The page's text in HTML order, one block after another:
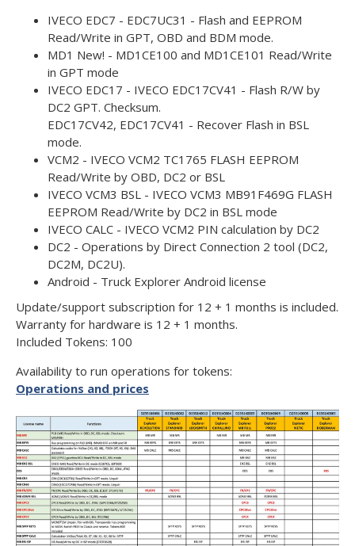
IVECO EDC7 - EDC7UC31 - Flash and EEPROM
Read/Write in GPT, OBD and BDM mode.
MD1 New! - MD1CE100 and MD1CE101 Read/Write
in GPT mode
IVECO EDC17 - IVECO EDC17CV41 - Flash R/W by
DC2 GPT. Checksum.
EDC17CV42, EDC17CV41 - Recover Flash in BSL
mode.
VCM2 - IVECO VCM2 TC1765 FLASH EEPROM
Read/Write by OBD, DC2 or BSL
IVECO VCM3 BSL - IVECO VCM3 MB91F469G FLASH
EEPROM Read/Write by DC2 in BSL mode
IVECO CALC - IVECO VCM2 PIN calculation by DC2
DC2 - Operations by Direct Connection 2 tool (DC2,
DC2M, DC2U).
Android - Truck Explorer Android license
Update/support subscription for 12 + 1 months is included.
Warranty for hardware is 12 + 1 months.
Included Tokens: 100
Availability to run operations for tokens:
Operations and prices